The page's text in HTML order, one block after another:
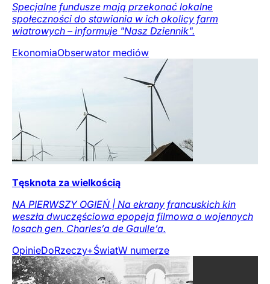
Specjalne fundusze mają przekonać lokalne
społeczności do stawiania w ich okolicy farm
wiatrowych – informuje "Nasz Dziennik".
EkonomiaObserwator mediów
Tęsknota za wielkością
NA PIERWSZY OGIEŃ | Na ekrany francuskich kin
weszła dwuczęściowa epopeja filmowa o wojennych
losach gen. Charles’a de Gaulle’a.
OpinieDoRzeczy+ŚwiatW numerze